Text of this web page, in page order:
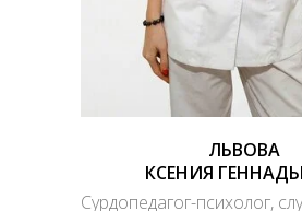
ЛЬВОВА
КСЕНИЯ
Сурдопедагог-психолог,